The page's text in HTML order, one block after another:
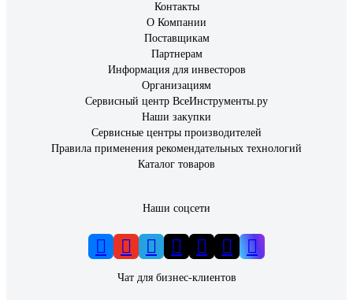
Контакты
О Компании
Поставщикам
Партнерам
Информация для инвесторов
Организациям
Сервисный центр ВсеИнструменты.ру
Наши закупки
Сервисные центры производителей
Правила применения рекомендательных технологий
Каталог товаров
Наши соцсети
Чат для бизнес-клиентов